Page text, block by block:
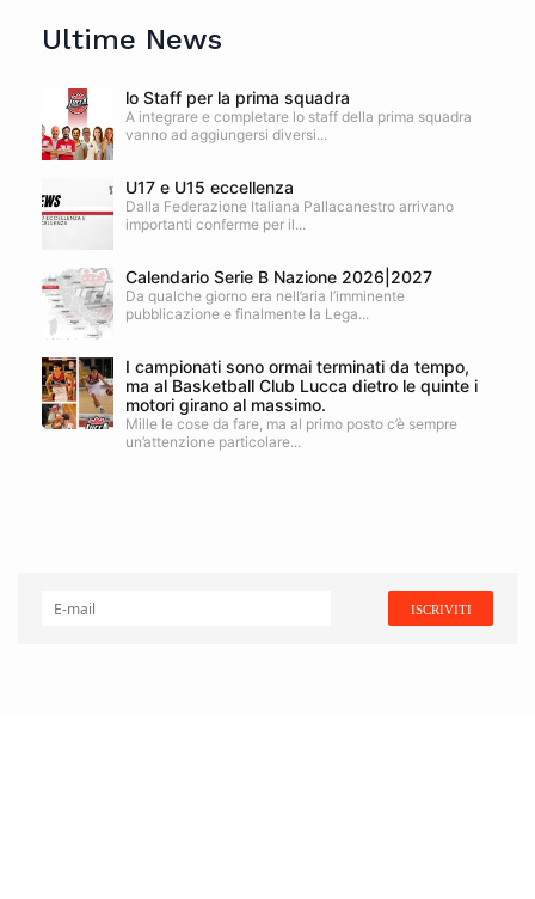
Ultime News
lo Staff per la prima squadra
A integrare e completare lo staff della prima squadra
vanno ad aggiungersi diversi...
U17 e U15 eccellenza
Dalla Federazione Italiana Pallacanestro arrivano
importanti conferme per il...
Calendario Serie B Nazione 2026|2027
Da qualche giorno era nell’aria l’imminente
pubblicazione e finalmente la Lega...
I campionati sono ormai terminati da tempo,
ma al Basketball Club Lucca dietro le quinte i
motori girano al massimo.
Mille le cose da fare, ma al primo posto c’è sempre
un’attenzione particolare...